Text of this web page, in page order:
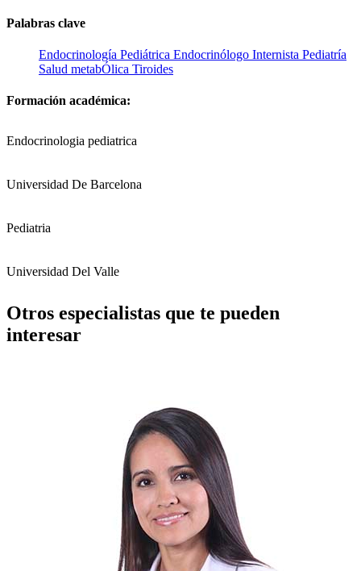
Palabras clave
Endocrinología Pediátrica Endocrinólogo Internista Pediatría
Salud metabÓlica Tiroides
Formación académica:
Endocrinologia pediatrica
Universidad De Barcelona
Pediatria
Universidad Del Valle
Otros especialistas que te pueden
interesar